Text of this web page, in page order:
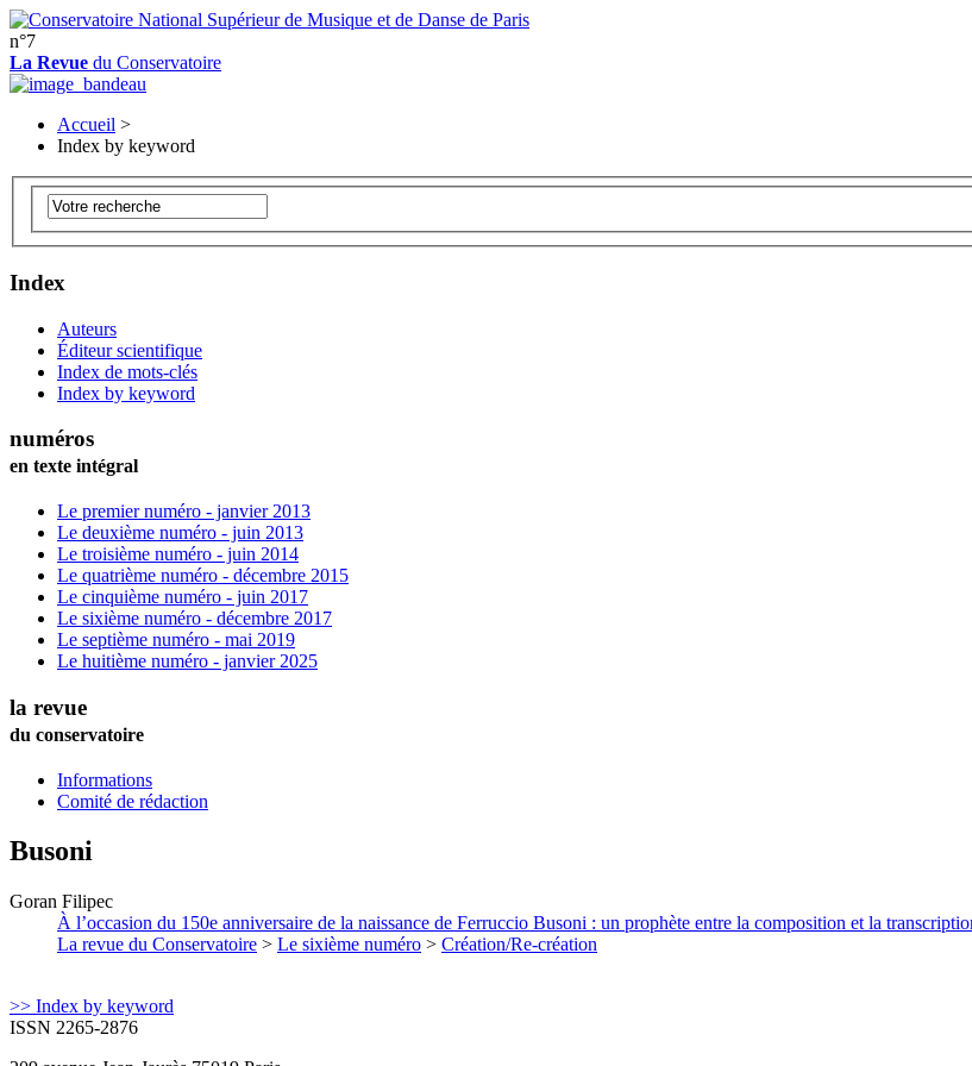
n°7
La Revue du Conservatoire
Accueil >
Index by keyword
Index
Auteurs
Éditeur scientifique
Index de mots-clés
Index by keyword
numéros
en texte intégral
Le premier numéro - janvier 2013
Le deuxième numéro - juin 2013
Le troisième numéro - juin 2014
Le quatrième numéro - décembre 2015
Le cinquième numéro - juin 2017
Le sixième numéro - décembre 2017
Le septième numéro - mai 2019
Le huitième numéro - janvier 2025
la revue
du conservatoire
Informations
Comité de rédaction
Busoni
Goran Filipec
À l’occasion du 150e anniversaire de la naissance de Ferruccio Busoni : un prophète entre la composition et la
La revue du Conservatoire > Le sixième numéro > Création/Re-création
>> Index by keyword
ISSN 2265-2876